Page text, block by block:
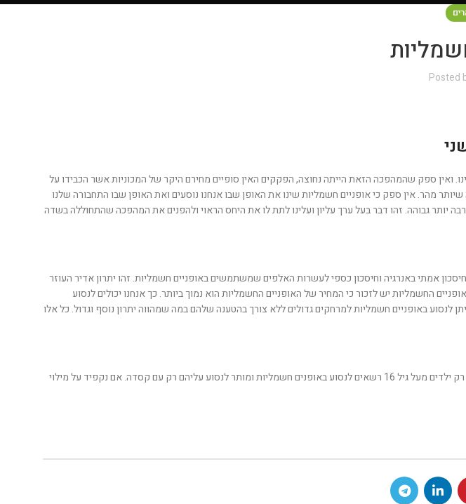
Posted
ספק שהמהפכה הזאת הייתה נחוצה, הפקקים האין סופיים מחירם היקר של המכוניות אשר הכבידו על
מהר. אין ספק כי אופניים חשמליות שינו את האופן שבו אנחנו נוסעים ואת האופן שבו התחבורה שלנו
יותר גבוהה. זהו דבר בעל ערך עליון ועלינו לתת לו את היחס הראוי ולהפנים את המהפכה שהתחוללה בשדה
אמתי באנרגיה וחיסכון כספי לעשרות האלפים שמשתמשים באופניים חשמליות. זהו יתרון אדיר העוזר
החשמליות יש לזכור כי המחיר של האופניים החשמליות הוא נמוך ביותר. כך אנחנו יכולים לנסוע
באופניים חשמליות למרחקים גדולים ללא צורך בהטענה שלהם במה שמהווה יתרון נוסף וגדול. כל אלו
אך כאשר נוסעים באופנים חשמליות יש לזכור כי עלינו להקפיד על בטיחות האופניים ולנסוע בבטחה באופניים אלו. רק ילדים מעל גיל 16 רשאים לנסוע באופנים חשמליות ומותר לנסוע עליהם רק עם קסדה. אם נקפיד על מילוי